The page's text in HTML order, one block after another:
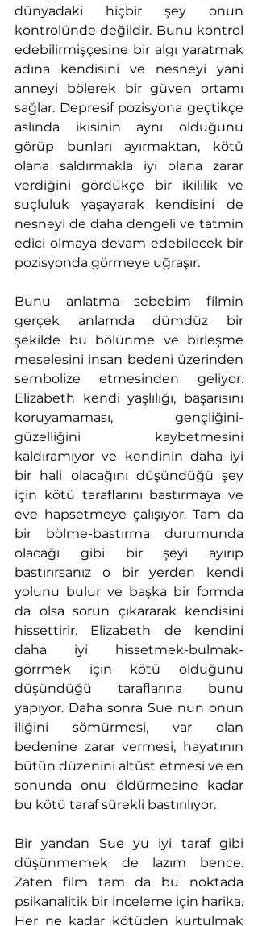
dünyadaki hiçbir şey onun
kontrolünde değildir. Bunu kontrol
edebilirmişçesine bir algı yaratmak
adına kendisini ve nesneyi yani
anneyi bölerek bir güven ortamı
sağlar. Depresif pozisyona geçtikçe
aslında ikisinin aynı olduğunu
görüp bunları ayırmaktan, kötü
olana saldırmakla iyi olana zarar
verdiğini gördükçe bir ikililik ve
suçluluk yaşayarak kendisini de
nesneyi de daha dengeli ve tatmin
edici olmaya devam edebilecek bir
pozisyonda görmeye uğraşır.
Bunu anlatma sebebim filmin
gerçek anlamda dümdüz bir
şekilde bu bölünme ve birleşme
meselesini insan bedeni üzerinden
sembolize etmesinden geliyor.
Elizabeth kendi yaşlılığı, başarısını
koruyamaması, gençliğini-
güzelliğini kaybetmesini
kaldıramıyor ve kendinin daha iyi
bir hali olacağını düşündüğü şey
için kötü taraflarını bastırmaya ve
eve hapsetmeye çalışıyor. Tam da
bir bölme-bastırma durumunda
olacağı gibi bir şeyi ayırıp
bastırırsanız o bir yerden kendi
yolunu bulur ve başka bir formda
da olsa sorun çıkararak kendisini
hissettirir. Elizabeth de kendini
daha iyi hissetmek-bulmak-
görrmek için kötü olduğunu
düşündüğü taraflarına bunu
yapıyor. Daha sonra Sue nun onun
iliğini sömürmesi, var olan
bedenine zarar vermesi, hayatının
bütün düzenini altüst etmesi ve en
sonunda onu öldürmesine kadar
bu kötü taraf sürekli bastırılıyor.
Bir yandan Sue yu iyi taraf gibi
düşünmemek de lazım bence.
Zaten film tam da bu noktada
psikanalitik bir inceleme için harika.
Her ne kadar kötüden kurtulmak